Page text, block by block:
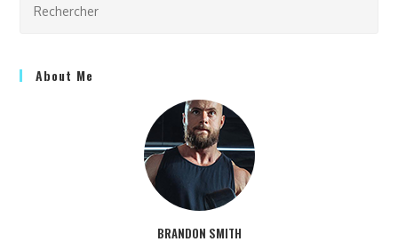
About Me
BRANDON SMITH